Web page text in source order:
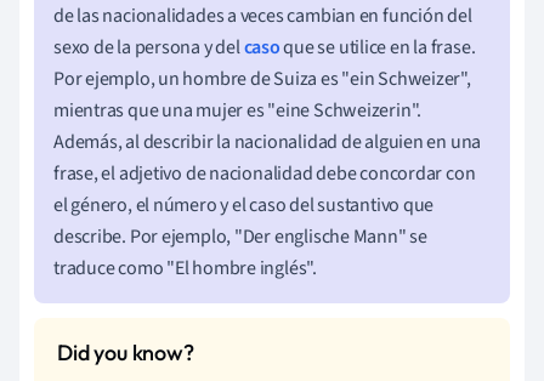
de las nacionalidades a veces cambian en función del
sexo de la persona y delcasoque se utilice en la frase.
Por ejemplo, un hombre de Suiza es "ein Schweizer",
mientras que una mujer es "eine Schweizerin".
Además, al describir la nacionalidad de alguien en una
frase, el adjetivo de nacionalidad debe concordar con
el género, el número y el caso del sustantivo que
describe. Por ejemplo, "Der englische Mann" se
traduce como "El hombre inglés".